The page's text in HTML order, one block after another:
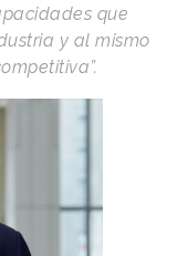
que
y al mismo